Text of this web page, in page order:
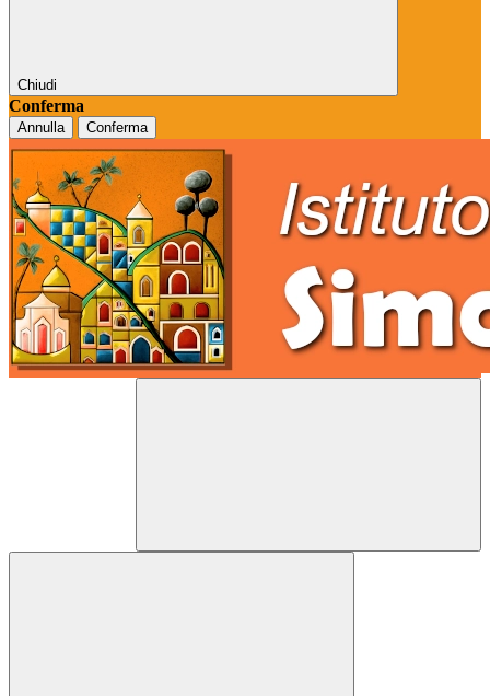
Chiudi
Conferma
Annulla Conferma